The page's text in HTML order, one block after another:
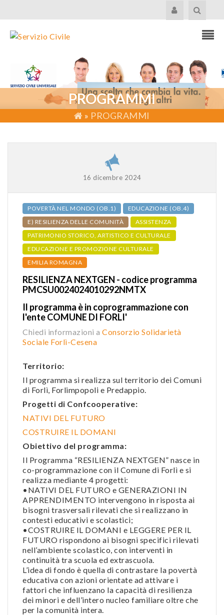
PROGRAMMI
» PROGRAMMI
16 dicembre 2024
POVERTÀ NEL MONDO (OB.1)
EDUCAZIONE (OB.4)
E) RESILIENZA DELLE COMUNITÀ
ASSISTENZA
PATRIMONIO STORICO, ARTISTICO E CULTURALE
EDUCAZIONE E PROMOZIONE CULTURALE
EMILIA ROMAGNA
RESILIENZA NEXTGEN - codice programma
PMCSU0024024010292NMTX
Il programma è in coprogrammazione con
l'ente COMUNE DI FORLI'
Chiedi informazioni a Consorzio Solidarietà
Sociale Forlì-Cesena
Territorio:
Il programma si realizza sul territorio dei Comuni
di Forlì, Forlimpopoli e Predappio.
Progetti di Confcooperative:
NATIVI DEL FUTURO
COSTRUIRE IL DOMANI
Obiettivo del programma:
Il Programma “RESILIENZA NEXTGEN” nasce in
co-programmazione con il Comune di Forlì e si
realizza mediante 4 progetti:
•NATIVI DEL FUTURO e GENERAZIONI IN
APPRENDIMENTO intervengono in risposta ai
bisogni trasversali rilevati che si realizzano in
contesti educativi e scolastici;
•COSTRUIRE IL DOMANI e LEGGERE PER IL
FUTURO rispondono ai bisogni specifici rilevati
nell’ambiente scolastico, con interventi in
continuità tra scuola ed extrascuola.
L’idea di fondo è quella di contrastare la povertà
educativa con azioni orientate ad attivare i
fattori che influenzano la capacità di resilienza
dei minori e dell’intero nucleo familiare oltre che
per la comunità intera.